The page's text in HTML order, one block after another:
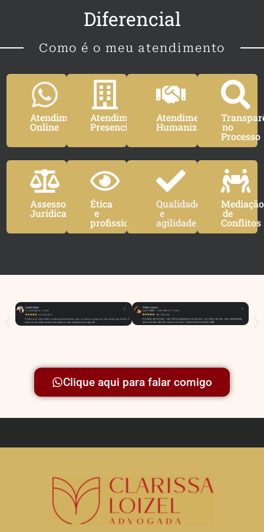
Diferencial
Como é o meu atendimento
Atendimento
Online
Atendimento
Presencial
Atendimento
Humanizado no
Processo
Assessoria
Jurídica
Ética
e
profissionalismo
Qualidade
e
agilidade
Mediação
de
Conflitos
Clique aqui para falar comigo